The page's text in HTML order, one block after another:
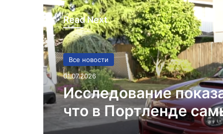
Read Next
Все новости
01.07.2026
Исследование
что в Портленде
высокий уровень